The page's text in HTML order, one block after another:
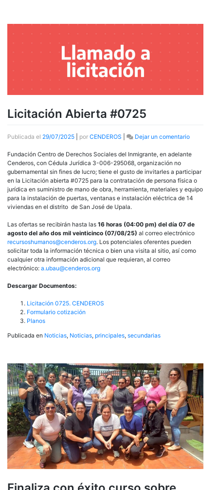
Licitación Abierta #0725
Publicada el 29/07/2025 por CENDEROS Dejar un comentarioen
Abierta
Fundación Centro de Derechos Sociales del Inmigrante, en adelante
Cenderos, con Cédula Jurídica 3-006-295068, organización no
gubernamental sin fines de lucro; tiene el gusto de invitarles a participar
en la Licitación abierta #0725 para la contratación de persona física o
jurídica en suministro de mano de obra, herramienta, materiales y equipo
para la instalación de puertas, ventanas e instalación eléctrica de 14
viviendas en el distrito de San José de Upala.
Las ofertas se recibirán hasta las 16 horas (04:00 pm) del día 07 de
agosto del año dos mil veinticinco (07/08/25) al correo electrónico
recursoshumanos@cenderos.org. Los potenciales oferentes pueden
solicitar toda la información técnica o bien una visita al sitio, así como
cualquier otra información adicional que requieran, al correo
electrónico: a.ubau@cenderos.org
Descargar Documentos:
Licitación 0725. CENDEROS
Formulario cotización
Planos
Publicada en Noticias, Noticias, principales, secundarias